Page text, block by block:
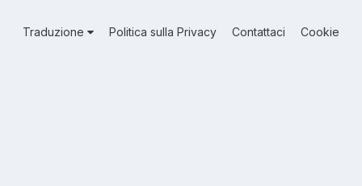
Traduzione Politica sulla Privacy Contattaci Cookie